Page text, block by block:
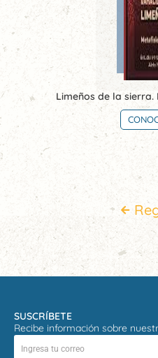
Limeños de la
SUSCRÍBETE
Recibe información sobre